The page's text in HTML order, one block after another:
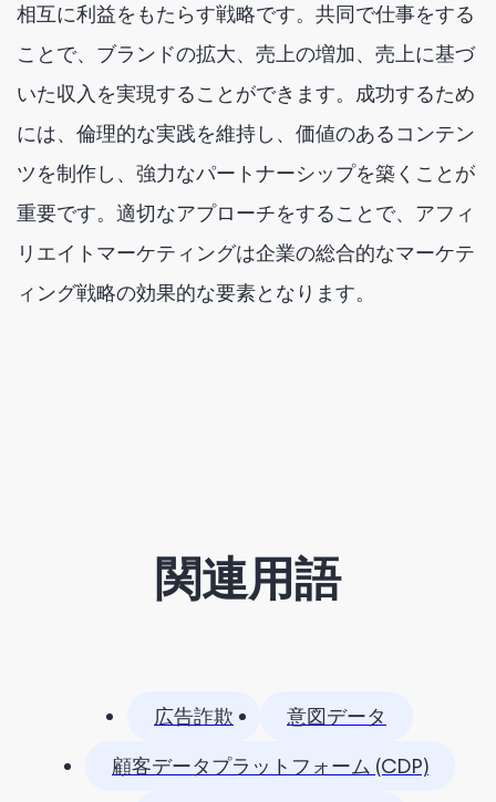
相互に利益をもたらす戦略です。共同で仕事をする
ことで、ブランドの拡大、売上の増加、売上に基づ
いた収入を実現することができます。成功するため
には、倫理的な実践を維持し、価値のあるコンテン
ツを制作し、強力なパートナーシップを築くことが
重要です。適切なアプローチをすることで、アフィ
リエイトマーケティングは企業の総合的なマーケテ
ィング戦略の効果的な要素となります。
関連用語
広告詐欺
意図データ
顧客データプラットフォーム (CDP)